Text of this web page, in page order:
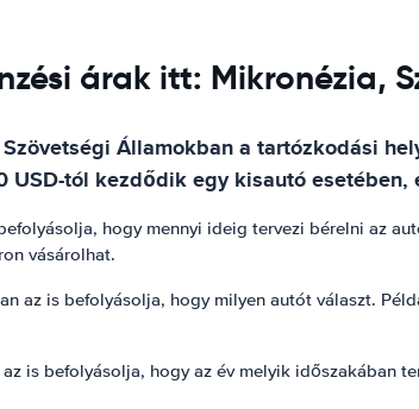
árak itt: Mikronézia,
Államokban a tartózkodási
tól kezdődik egy kisautó
hogy mennyi ideig tervezi bérelni az
vásárolhat.
az is befolyásolja, hogy milyen autót választ.
is befolyásolja, hogy az év melyik időszakában